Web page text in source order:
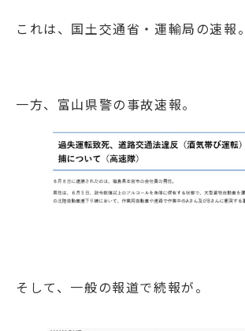
これは、国土交通省・運輸局の速報。
一方、富山県警の事故速報。
そして、一般の報道で続報が。